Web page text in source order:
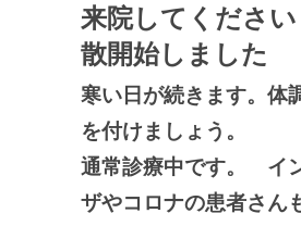
来院してくださ
散開始しました
寒い日が続きます。体
を付けましょう。
通常診療中です。 イ
ザやコロナの患者さん